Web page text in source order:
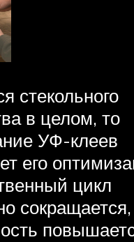
стекольного
в целом, то
УФ-клеев
его
цикл
сокращается,